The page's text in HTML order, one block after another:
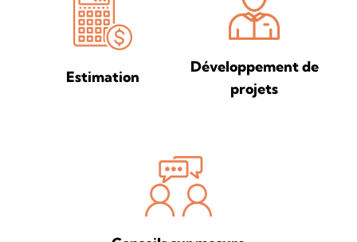
Estimation
Développement de
projets